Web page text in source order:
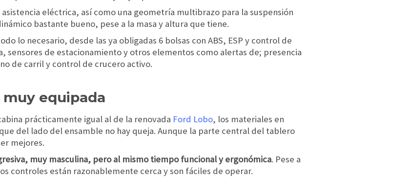
eléctrica, así como una geometría multibrazo para la suspensión
bastante bueno, pese a la masa y altura que tiene.
lo necesario, desde las ya obligadas 6 bolsas con ABS, ESP y control de
sensores de estacionamiento y otros elementos como alertas de; presencia
de carril y control de crucero activo.
equipada
prácticamente igual al de la renovada Ford Lobo, los materiales en
del lado del ensamble no hay queja. Aunque la parte central del tablero
mejores.
muy masculina, pero al mismo tiempo funcional y ergonómica. Pese a
controles están razonablemente cerca y son fáciles de operar.